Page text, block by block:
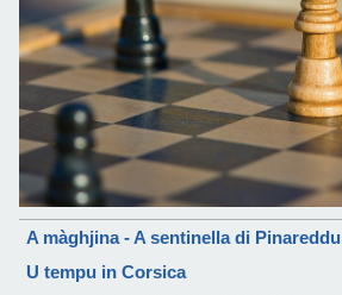
A màghjina - A sentinella di Pinareddu
U tempu in Corsica